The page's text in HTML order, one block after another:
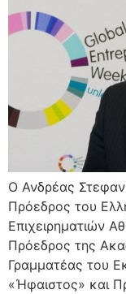
Ο Ανδρέας
Πρόεδρος του
Επιχειρηματιών
Πρόεδρος της
Γραμματέας του
«Ήφαιστος» και